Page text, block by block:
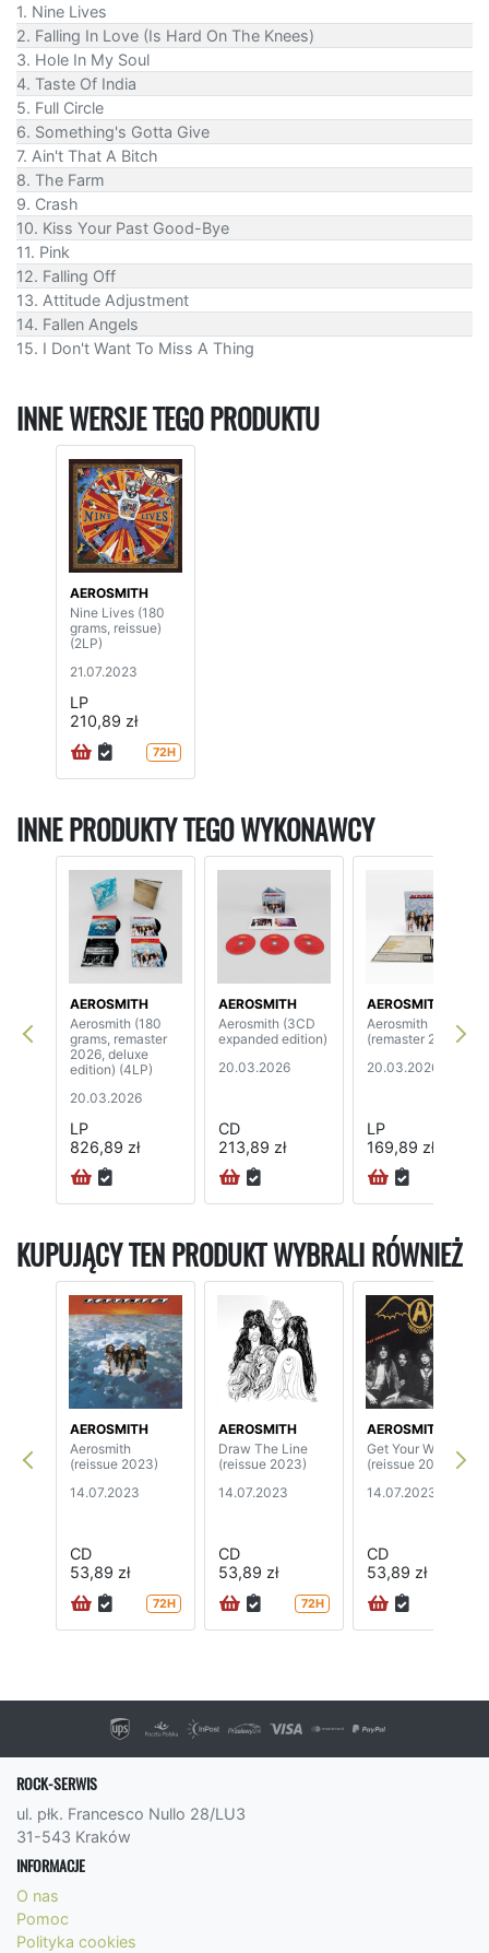
1. Nine Lives
2. Falling In Love (Is Hard On The Knees)
3. Hole In My Soul
4. Taste Of India
5. Full Circle
6. Something's Gotta Give
7. Ain't That A Bitch
8. The Farm
9. Crash
10. Kiss Your Past Good-Bye
11. Pink
12. Falling Off
13. Attitude Adjustment
14. Fallen Angels
15. I Don't Want To Miss A Thing
INNE WERSJE TEGO PRODUKTU
AEROSMITH
Nine Lives (180
grams, reissue)
(2LP)
21.07.2023
LP
210,89 zł
72H
INNE PRODUKTY TEGO WYKONAWCY
AEROSMITH
Aerosmith (180
grams, remaster
2026, deluxe
edition) (4LP)
20.03.2026
LP
826,89 zł
AEROSMITH
Aerosmith (3CD
expanded edition)
20.03.2026
CD
213,89 zł
AEROSMITH
Aerosmith
(remaster 2026)
20.03.2026
LP
169,89 zł
KUPUJĄCY TEN PRODUKT WYBRALI RÓWNIEŻ
AEROSMITH
Aerosmith
(reissue 2023)
14.07.2023
CD
53,89 zł
72H
AEROSMITH
Draw The Line
(reissue 2023)
14.07.2023
CD
53,89 zł
72H
AEROSMITH
Get Your Wings
(reissue 2023)
14.07.2023
CD
53,89 zł
ROCK-SERWIS
ul. płk. Francesco Nullo 28/LU3
31-543 Kraków
INFORMACJE
O nas
Pomoc
Polityka cookies